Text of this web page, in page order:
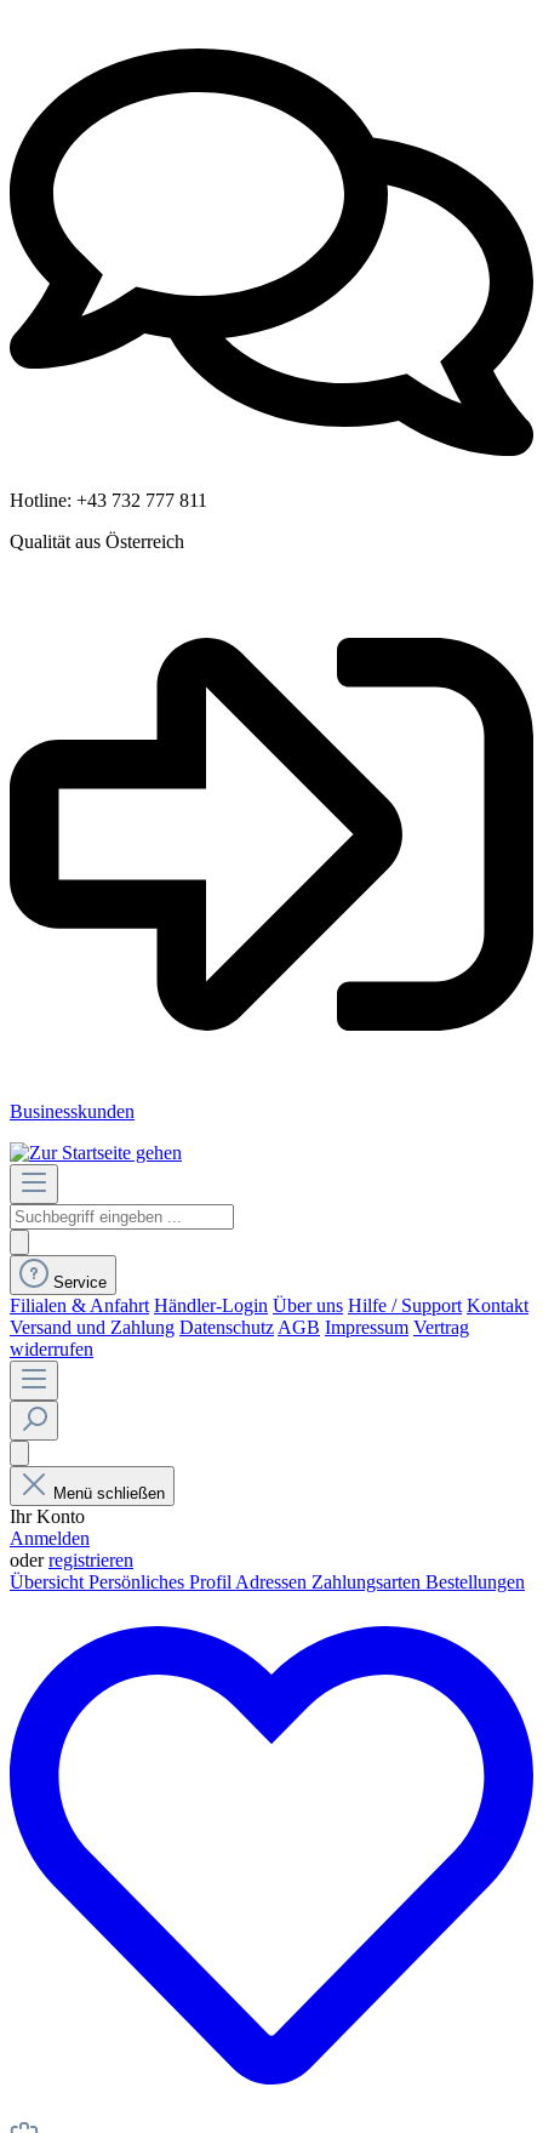
Hotline: +43 732 777 811
Qualität aus Österreich
Businesskunden
Service
Filialen & Anfahrt Händler-Login Über uns Hilfe / Support Kontakt
Versand und Zahlung Datenschutz AGB Impressum Vertrag
widerrufen
Menü schließen
Ihr Konto
Anmelden
oderregistrieren
Übersicht Persönliches Profil Adressen Zahlungsarten Bestellungen